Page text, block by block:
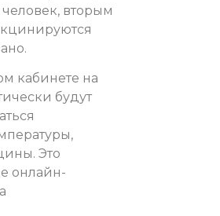
вторым
кабинете на
будут
Это
онлайн-